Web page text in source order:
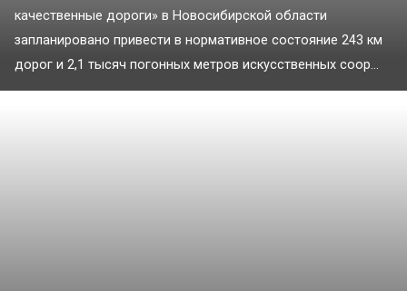
качественные дороги» в Новосибирской области
запланировано привести в нормативное состояние 243 км
дорог и 2,1 тысяч погонных метров искусственных соор...